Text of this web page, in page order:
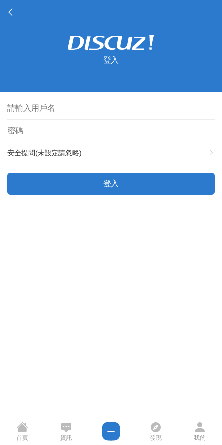
登入
安全提問(未設定請忽略)
登入
首頁 資訊 發現 我的